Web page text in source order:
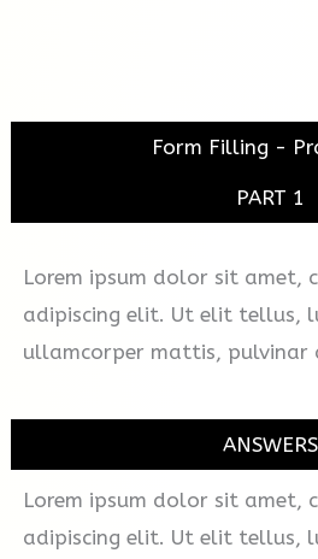
Form Filling -
PART 1
Lorem ipsum dolor sit amet,
adipiscing elit. Ut elit tellus,
ullamcorper mattis, pulvinar
ANSWERS
Lorem ipsum dolor sit amet,
adipiscing elit. Ut elit tellus,